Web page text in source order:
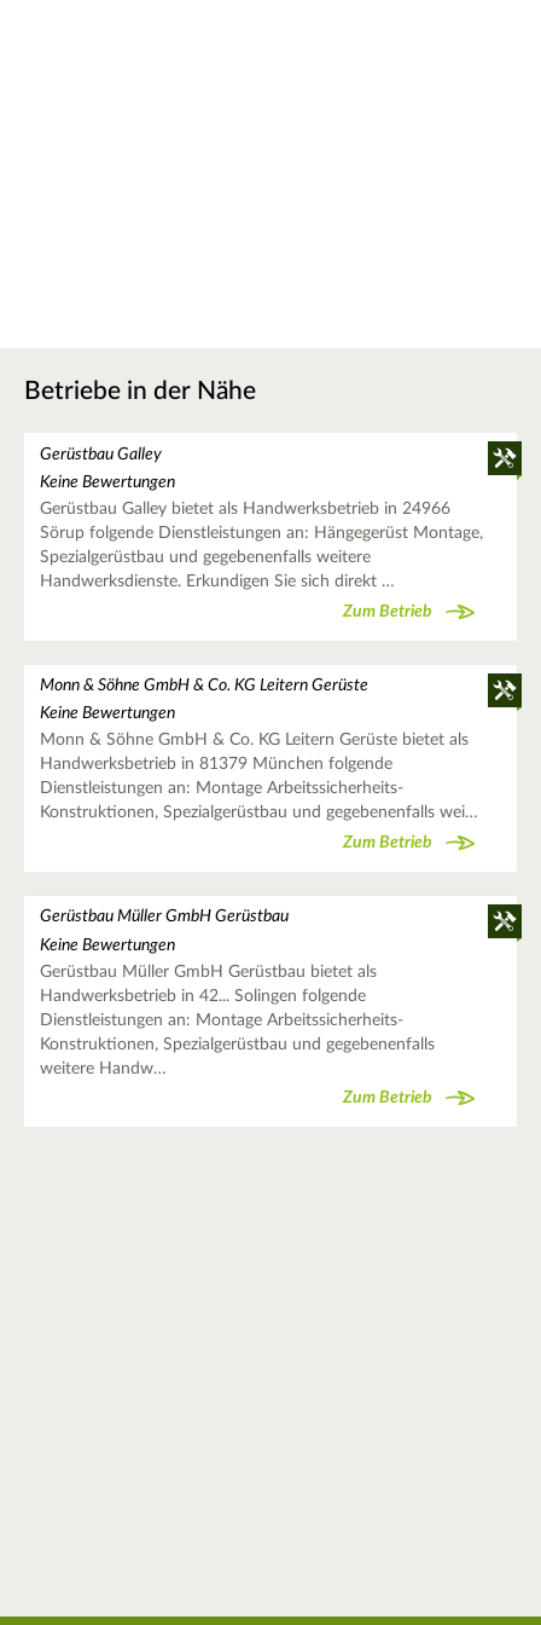
Betriebe in der Nähe
Gerüstbau Galley
Keine Bewertungen
Gerüstbau Galley bietet als Handwerksbetrieb in 24966
Sörup folgende Dienstleistungen an: Hängegerüst Montage,
Spezialgerüstbau und gegebenenfalls weitere
Handwerksdienste. Erkundigen Sie sich direkt …
Zum Betrieb
Monn & Söhne GmbH & Co. KG Leitern Gerüste
Keine Bewertungen
Monn & Söhne GmbH & Co. KG Leitern Gerüste bietet als
Handwerksbetrieb in 81379 München folgende
Dienstleistungen an: Montage Arbeitssicherheits-
Konstruktionen, Spezialgerüstbau und gegebenenfalls wei…
Zum Betrieb
Gerüstbau Müller GmbH Gerüstbau
Keine Bewertungen
Gerüstbau Müller GmbH Gerüstbau bietet als
Handwerksbetrieb in 42... Solingen folgende
Dienstleistungen an: Montage Arbeitssicherheits-
Konstruktionen, Spezialgerüstbau und gegebenenfalls
weitere Handw…
Zum Betrieb